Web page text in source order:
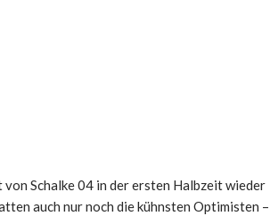
Schalke 04 in der ersten Halbzeit wieder
auch nur noch die kühnsten Optimisten –